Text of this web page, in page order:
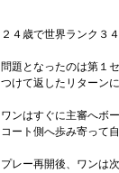
２４歳で世界ランク３
問題となったのは第１
つけて返したリターン
ワンはすぐに主審へボ
コート側へ歩み寄って
プレー再開後、ワンは